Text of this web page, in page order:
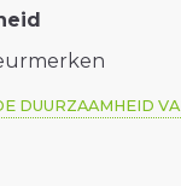
DUURZAAMHEID